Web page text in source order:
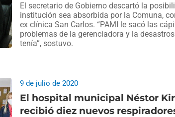
El secretario de Gobierno descartó la
institución sea absorbida por la Comuna,
ex clínica San Carlos. “PAMI le sacó las
problemas de la gerenciadora y la
tenía”, sostuvo.
El hospital municipal Néstor
recibió diez nuevos
9 de julio de 2020